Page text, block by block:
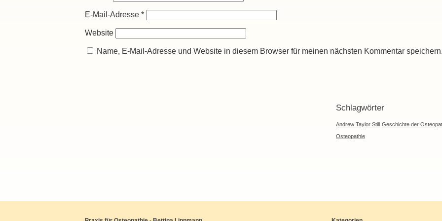
E-Mail-Adresse *
Website
Name, E-Mail-Adresse und Website in diesem Browser für meinen nächsten Kommentar speichern.
Schlagwörter
Andrew Taylor Still Geschichte der
Osteopathie